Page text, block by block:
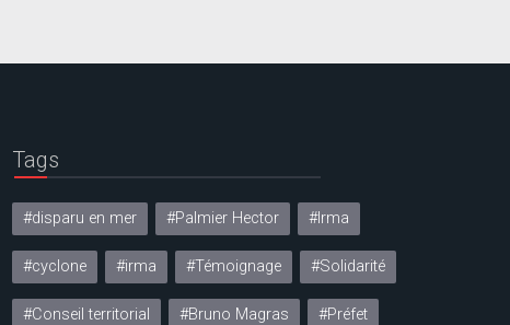
Tags
#disparu en mer #Palmier Hector #Irma
#cyclone #irma #Témoignage #Solidarité
#Conseil territorial #Bruno Magras #Préfet